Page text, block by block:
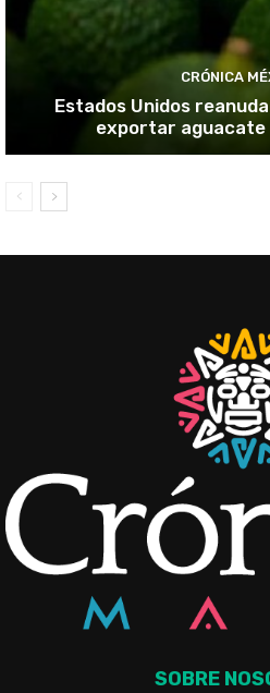
CRÓNICA
Estados Unidos
exportar aguacate
SOBRE